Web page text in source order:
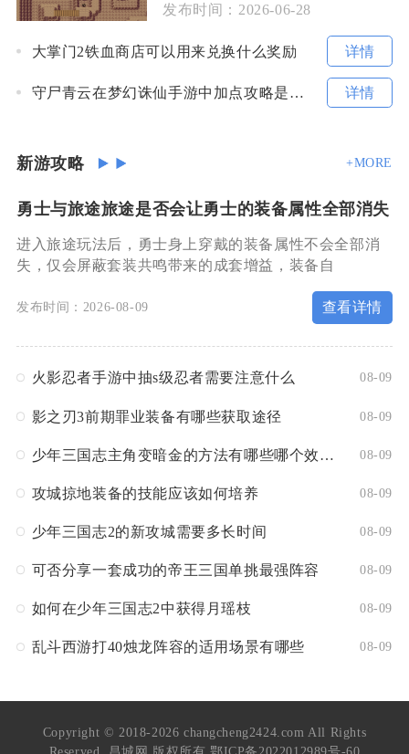
发布时间： 2026-06-28
大掌门2铁血商店可以用来兑换什么奖励 详情
守尸青云在梦幻诛仙手游中加点攻略是什么 详情
新游攻略 +MORE
勇士与旅途旅途是否会让勇士的装备属性全部消失
进入旅途玩法后，勇士身上穿戴的装备属性不会全部消
失，仅会屏蔽套装共鸣带来的成套增益，装备自
发布时间：2026-08-09 查看详情
火影忍者手游中抽s级忍者需要注意什么 08-09
影之刃3前期罪业装备有哪些获取途径 08-09
少年三国志主角变暗金的方法有哪些哪个效果最好 08-09
攻城掠地装备的技能应该如何培养 08-09
少年三国志2的新攻城需要多长时间 08-09
可否分享一套成功的帝王三国单挑最强阵容 08-09
如何在少年三国志2中获得月瑶枝 08-09
乱斗西游打40烛龙阵容的适用场景有哪些 08-09
Copyright © 2018-2026 changcheng2424.com All Rights